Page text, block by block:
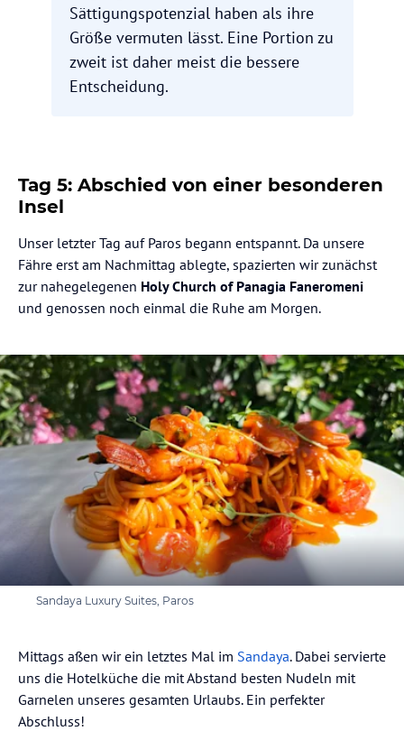
Sättigungspotenzial haben als ihre
Größe vermuten lässt. Eine Portion zu
zweit ist daher meist die bessere
Entscheidung.
Tag 5: Abschied von einer besonderen
Insel
Unser letzter Tag auf Paros begann entspannt. Da unsere
Fähre erst am Nachmittag ablegte, spazierten wir zunächst
zur nahegelegenen Holy Church of Panagia Faneromeni
und genossen noch einmal die Ruhe am Morgen.
Sandaya Luxury Suites, Paros
Mittags aßen wir ein letztes Mal im Sandaya. Dabei servierte
uns die Hotelküche die mit Abstand besten Nudeln mit
Garnelen unseres gesamten Urlaubs. Ein perfekter
Abschluss!